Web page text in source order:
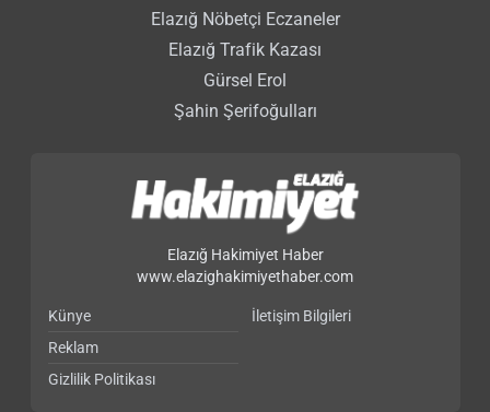
Elazığ Nöbetçi Eczaneler
Elazığ Trafik Kazası
Gürsel Erol
Şahin Şerifoğulları
Elazığ Hakimiyet Haber
www.elazighakimiyethaber.com
Künye
Reklam
Gizlilik Politikası
İletişim Bilgileri